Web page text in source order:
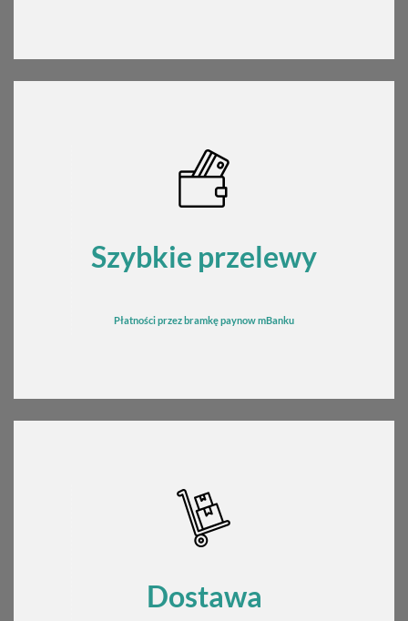
Szybkie przelewy
Płatności przez bramkępaynow mBanku
Dostawa